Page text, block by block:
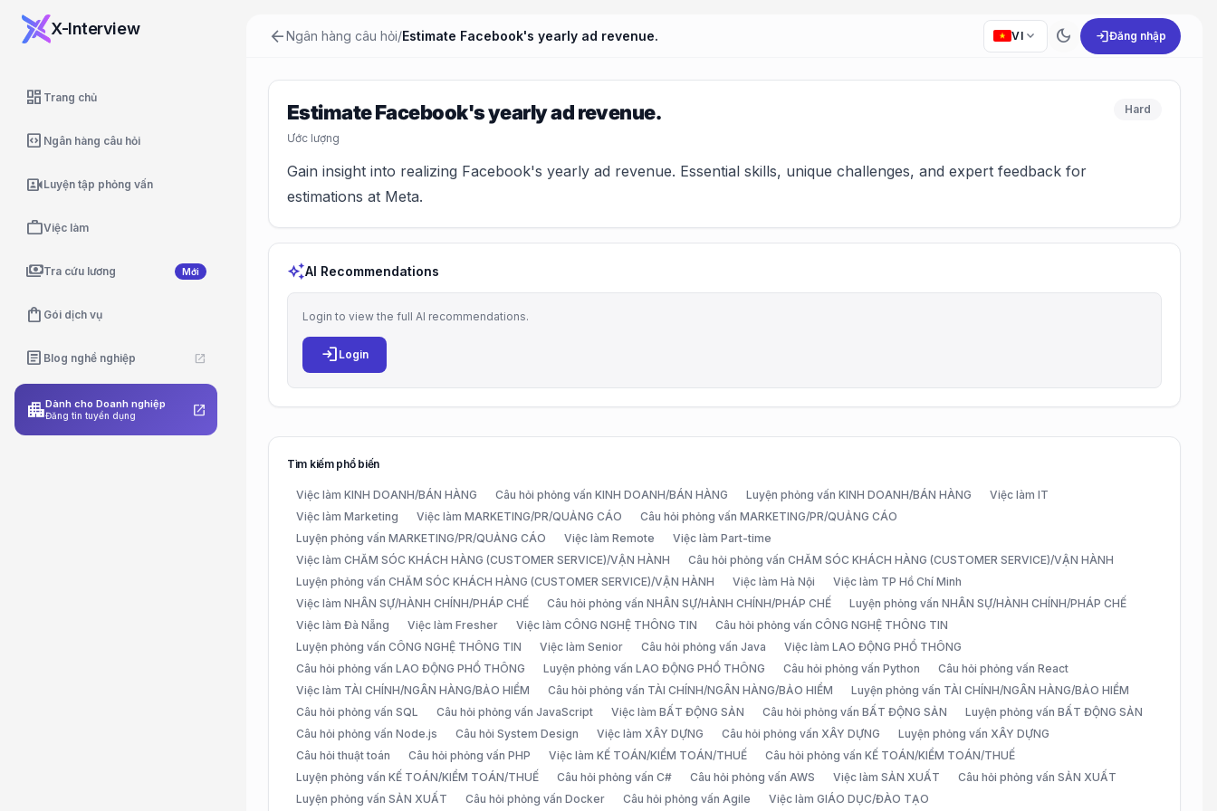
X-Interview
dashboard Trang chủ
code_blocks Ngân hàng câu hỏi
video_camera_frontLuyện tập phỏng vấn
workViệc làm
paymentsTra cứu lương Mới
shopping_bag Gói dịch vụ
article Blog nghề nghiệp open_in_new
apartmentDành cho Doanh nghiệp
Đăng tin tuyển dụng open_in_new
arrow_backNgân hàng câu hỏi/Estimate Facebook's yearly ad revenue. VI expand_more dark_mode loginĐăng nhập
Estimate Facebook's yearly ad revenue.
Ước lượng
Hard
Gain insight into realizing Facebook's yearly ad revenue. Essential skills, unique challenges, and expert feedback for
estimations at Meta.
auto_awesomeAI Recommendations
Login to view the full AI recommendations.
login Login
Tìm kiếm phổ biến
Việc làm KINH DOANH/BÁN HÀNG Câu hỏi phỏng vấn KINH DOANH/BÁN HÀNG Luyện phỏng vấn KINH DOANH/BÁN HÀNG
Việc làm IT
Việc làm Marketing
Việc làm MARKETING/PR/QUẢNG CÁO
Câu hỏi phỏng vấn MARKETING/PR/QUẢNG CÁO
Luyện phỏng vấn MARKETING/PR/QUẢNG CÁO
Việc làm Remote
Việc làm Part-time
Việc làm CHĂM SÓC KHÁCH HÀNG (CUSTOMER SERVICE)/VẬN HÀNH
Câu hỏi phỏng vấn CHĂM SÓC KHÁCH HÀNG (CUSTOMER SERVICE)/VẬN HÀNH
Luyện phỏng vấn CHĂM SÓC KHÁCH HÀNG (CUSTOMER SERVICE)/VẬN HÀNH
Việc làm Hà Nội
Việc làm TP Hồ Chí Minh
Việc làm NHÂN SỰ/HÀNH CHÍNH/PHÁP CHẾ
Câu hỏi phỏng vấn NHÂN SỰ/HÀNH CHÍNH/PHÁP CHẾ
Luyện phỏng vấn NHÂN SỰ/HÀNH CHÍNH/PHÁP CHẾ
Việc làm Đà Nẵng
Việc làm Fresher Việc làm CÔNG NGHỆ THÔNG TIN
Câu hỏi phỏng vấn CÔNG NGHỆ THÔNG TIN
Luyện phỏng vấn CÔNG NGHỆ THÔNG TIN
Việc làm Senior Câu hỏi phỏng vấn Java
Việc làm LAO ĐỘNG PHỔ THÔNG
Câu hỏi phỏng vấn LAO ĐỘNG PHỔ THÔNG
Luyện phỏng vấn LAO ĐỘNG PHỔ THÔNG Câu hỏi phỏng vấn Python
Câu hỏi phỏng vấn React
Việc làm TÀI CHÍNH/NGÂN HÀNG/BẢO HIỂM
Câu hỏi phỏng vấn TÀI CHÍNH/NGÂN HÀNG/BẢO HIỂM
Luyện phỏng vấn TÀI CHÍNH/NGÂN HÀNG/BẢO HIỂM
Câu hỏi phỏng vấn SQL
Câu hỏi phỏng vấn JavaScript Việc làm BẤT ĐỘNG SẢN Câu hỏi phỏng vấn BẤT ĐỘNG SẢN
Luyện phỏng vấn BẤT ĐỘNG SẢN
Câu hỏi phỏng vấn Node.js
Câu hỏi System Design Việc làm XÂY DỰNG Câu hỏi phỏng vấn XÂY DỰNG
Luyện phỏng vấn XÂY DỰNG
Câu hỏi thuật toán
Câu hỏi phỏng vấn PHP Việc làm KẾ TOÁN/KIỂM TOÁN/THUẾ
Câu hỏi phỏng vấn KẾ TOÁN/KIỂM TOÁN/THUẾ
Luyện phỏng vấn KẾ TOÁN/KIỂM TOÁN/THUẾ
Câu hỏi phỏng vấn C# Câu hỏi phỏng vấn AWS Việc làm SẢN XUẤT
Câu hỏi phỏng vấn SẢN XUẤT
Luyện phỏng vấn SẢN XUẤT
Câu hỏi phỏng vấn Docker Câu hỏi phỏng vấn Agile Việc làm GIÁO DỤC/ĐÀO TẠO